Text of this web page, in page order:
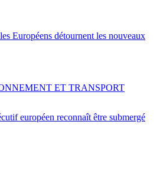
Européens détournent les nouveaux
européen reconnaît être submergé
ET TRANSPORT